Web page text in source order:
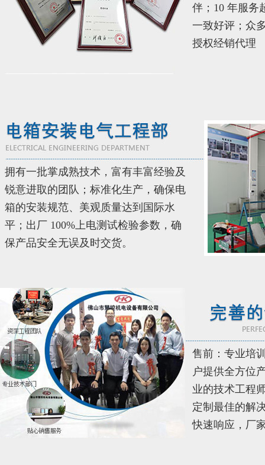
伴；10 年服务
一致好评；众
授权经销代理
拥有一批掌成熟技术，富有丰富经验及
锐意进取的团队；标准化生产，确保电
箱的安装规范、美观质量达到国际水
平；出厂 100%上电测试检验参数，确
保产品安全无误及时交货。
售前：专业培
户提供全方位
业的技术工程
定制最佳的解
快速响应，厂